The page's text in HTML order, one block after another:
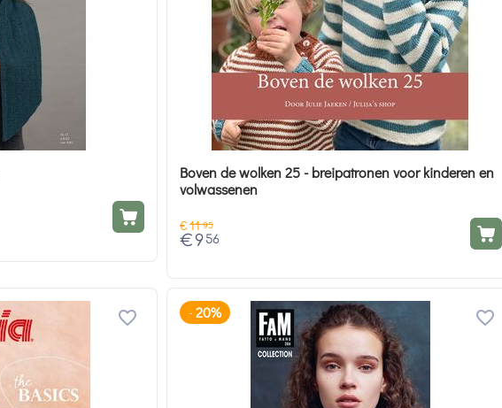
Boven de wolken 25 - breipatronen voor kinderen en
volwassenen
€11 95
€9 56
- 20%